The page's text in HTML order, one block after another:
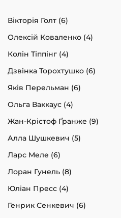
Вікторія Голт (6)
Олексій Коваленко (4)
Колін Тіппінг (4)
Дзвінка Торохтушко (6)
Яків Перельман (6)
Ольга Ваккаус (4)
Жан-Крістоф Ґранже (9)
Алла Шушкевич (5)
Ларс Меле (6)
Лоран Гунель (8)
Юліан Пресс (4)
Генрик Сенкевич (6)